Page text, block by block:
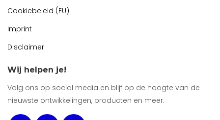
Cookiebeleid (EU)
Imprint
Disclaimer
Wij helpen je!
Volg ons op social media en blijf op de hoogte van de
nieuwste ontwikkelingen, producten en meer.